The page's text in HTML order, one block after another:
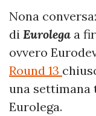
Nona
di Eurolega a
ovvero
Round 13
una
Eurolega.